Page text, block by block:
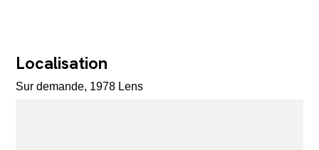
Localisation
Sur demande, 1978 Lens